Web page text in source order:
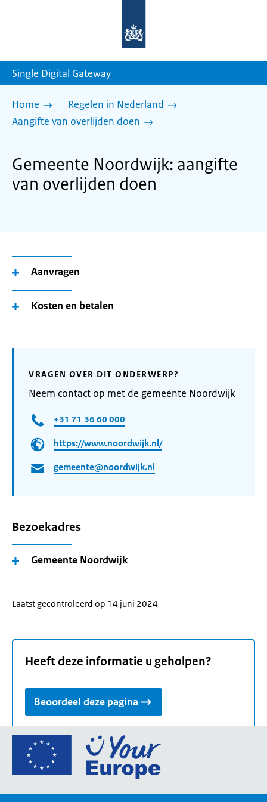
homepage
Single Digital Gateway
Home
Regelen in Nederland
Aangifte van overlijden doen
Gemeente Noordwijk: aangifte
van overlijden doen
Aanvragen
Kosten en betalen
VRAGEN OVER DIT ONDERWERP?
Neem contact op met de gemeente Noordwijk
+31 71 36 60 000
https://www.noordwijk.nl/
gemeente@noordwijk.nl
Bezoekadres
Gemeente Noordwijk
Laatst gecontroleerd op 14 juni 2024
Heeft deze informatie u geholpen?
Beoordeel deze pagina
Ga
de